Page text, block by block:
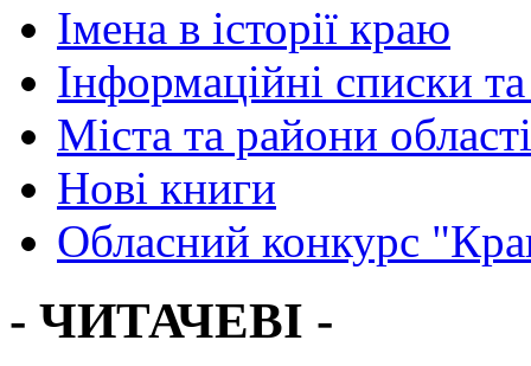
Імена в історії краю
Інформаційні списки
Міста та райони області
Нові книги
Обласний конкурс
- ЧИТАЧЕВІ -